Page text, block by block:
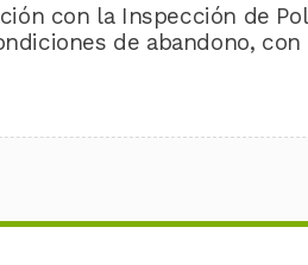
con la Inspección de
de abandono, con